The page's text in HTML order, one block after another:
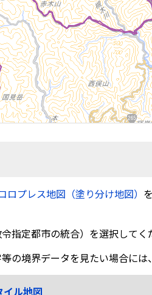
ロプレス地図（塗り分け地図）
指定都市の統合）を選択してく
の境界データを見たい場合には
ル地図